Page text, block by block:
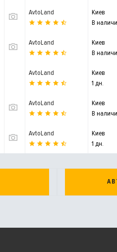
AvtoLand
Киев
В
AvtoLand
Киев
В
AvtoLand
Киев
1 дн.
AvtoLand
Киев
В
AvtoLand
Киев
1 дн.